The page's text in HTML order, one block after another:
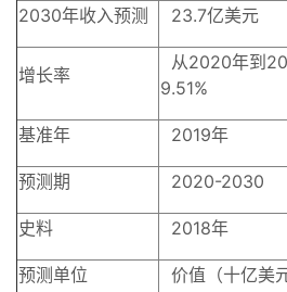
2030年收入预测 23.7亿美元
增长率
从2020年到
9.51%
基准年 2019年
预测期 2020-2030
史料 2018年
预测单位 价值（十亿美元